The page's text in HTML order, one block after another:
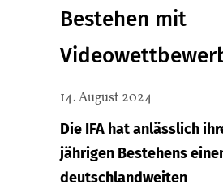
Bestehen mit
14. August 2024
Die IFA hat anlässlich
jährigen Bestehens
deutschlandweiten